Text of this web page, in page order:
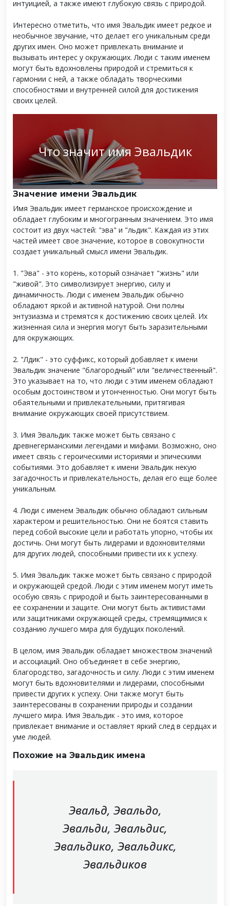
интуицией, а также имеют глубокую связь с природой.
Интересно отметить, что имя Эвальдик имеет редкое и
необычное звучание, что делает его уникальным среди
других имен. Оно может привлекать внимание и
вызывать интерес у окружающих. Люди с таким именем
могут быть вдохновлены природой и стремиться к
гармонии с ней, а также обладать творческими
способностями и внутренней силой для достижения
своих целей.
Что значит имя Эвальдик
Значение имени Эвальдик
Имя Эвальдик имеет германское происхождение и
обладает глубоким и многогранным значением. Это имя
состоит из двух частей: "эва" и "льдик". Каждая из этих
частей имеет свое значение, которое в совокупности
создает уникальный смысл имени Эвальдик.
1. "Эва" - это корень, который означает "жизнь" или
"живой". Это символизирует энергию, силу и
динамичность. Люди с именем Эвальдик обычно
обладают яркой и активной натурой. Они полны
энтузиазма и стремятся к достижению своих целей. Их
жизненная сила и энергия могут быть заразительными
для окружающих.
2. "Лдик" - это суффикс, который добавляет к имени
Эвальдик значение "благородный" или "величественный".
Это указывает на то, что люди с этим именем обладают
особым достоинством и утонченностью. Они могут быть
обаятельными и привлекательными, притягивая
внимание окружающих своей присутствием.
3. Имя Эвальдик также может быть связано с
древнегерманскими легендами и мифами. Возможно, оно
имеет связь с героическими историями и эпическими
событиями. Это добавляет к имени Эвальдик некую
загадочность и привлекательность, делая его еще более
уникальным.
4. Люди с именем Эвальдик обычно обладают сильным
характером и решительностью. Они не боятся ставить
перед собой высокие цели и работать упорно, чтобы их
достичь. Они могут быть лидерами и вдохновителями
для других людей, способными привести их к успеху.
5. Имя Эвальдик также может быть связано с природой
и окружающей средой. Люди с этим именем могут иметь
особую связь с природой и быть заинтересованными в
ее сохранении и защите. Они могут быть активистами
или защитниками окружающей среды, стремящимися к
созданию лучшего мира для будущих поколений.
В целом, имя Эвальдик обладает множеством значений
и ассоциаций. Оно объединяет в себе энергию,
благородство, загадочность и силу. Люди с этим именем
могут быть вдохновителями и лидерами, способными
привести других к успеху. Они также могут быть
заинтересованы в сохранении природы и создании
лучшего мира. Имя Эвальдик - это имя, которое
привлекает внимание и оставляет яркий след в сердцах и
уме людей.
Похожие на Эвальдик имена
Эвальд, Эвальдо,
Эвальди, Эвальдис,
Эвальдико, Эвальдикс,
Эвальдиков